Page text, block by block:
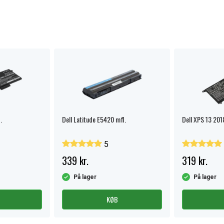
Dell Latitude E5420 mfl.
5
339 kr.
På lager
KØB
Dell XPS 13
319 kr.
På lager